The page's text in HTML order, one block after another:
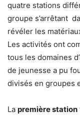
quatre stations
groupe s’arrêtant
révéler les
Les activités ont
tous les domaines
de jeunesse a pu
divisés en groupes
La première station